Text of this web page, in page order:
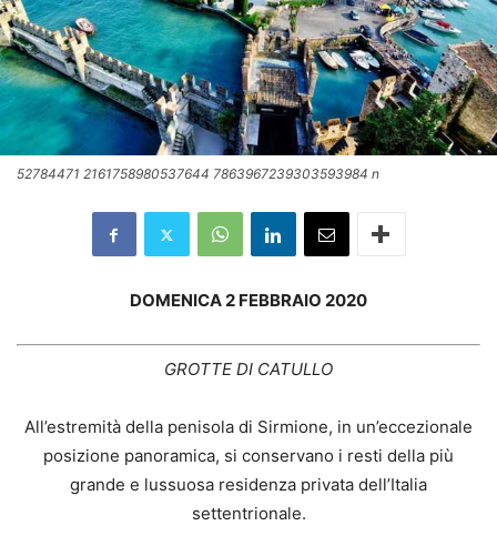
52784471 2161758980537644 7863967239303593984 n
DOMENICA 2 FEBBRAIO 2020
GROTTE DI CATULLO
All’estremità della penisola di Sirmione, in un’eccezionale
posizione panoramica, si conservano i resti della più
grande e lussuosa residenza privata dell’Italia
settentrionale.